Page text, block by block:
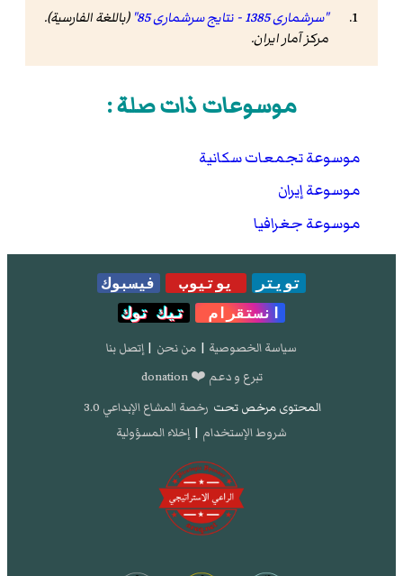
"سرشماری 1385 - نتایج سرشماری 85"
(باللغة الفارسية).
مرکز آمار ایران.
موسوعات ذات صلة :
موسوعة تجمعات سكانية
موسوعة إيران
موسوعة جغرافيا
تويتر يوتيوب
فيسبوك
انستقرام
تيك توك
سياسة الخصوصية | من نحن | إتصل بنا
تبرع و دعم ❤️ donation
المحتوى مرخص تحت رخصة المشاع الإبداعي 3.0
شروط الإستخدام | إخلاء المسؤولية